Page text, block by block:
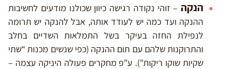
הנקה – זוהי נקודה רגישה כיוון שכולנו מודעים לחשיבות
ההנקה ועד כמה יש לעודד אותה, אבל להנקה יש תרומה
לנפילת החזה בעיקר בשל התמלאות השדיים בחלב
והתרוקנות שלהם עם תום ההנקה (כפי שנשים מכנות “שתי
שקיות שוקו ריקות”). ע”פ מחקרים פעולה היניקה עצמה –